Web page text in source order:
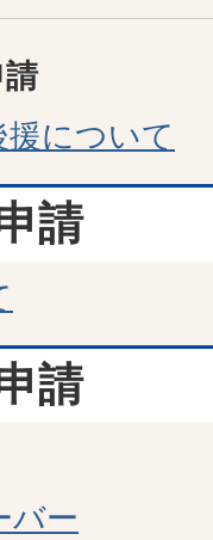
について
請
請
バー